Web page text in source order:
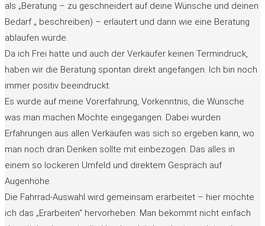
als „Beratung – zu geschneidert auf deine Wünsche und deinen
Bedarf „ beschreiben) – erläutert und dann wie eine Beratung
ablaufen würde.
Da ich Frei hatte und auch der Verkäufer keinen Termindruck,
haben wir die Beratung spontan direkt angefangen. Ich bin noch
immer positiv beeindruckt.
Es wurde auf meine Vorerfahrung, Vorkenntnis, die Wünsche
was man machen Möchte eingegangen. Dabei wurden
Erfahrungen aus allen Verkäufen was sich so ergeben kann, wo
man noch dran Denken sollte mit einbezogen. Das alles in
einem so lockeren Umfeld und direktem Gespräch auf
Augenhöhe.
Die Fahrrad-Auswahl wird gemeinsam erarbeitet – hier möchte
ich das „Erarbeiten“ hervorheben. Man bekommt nicht einfach